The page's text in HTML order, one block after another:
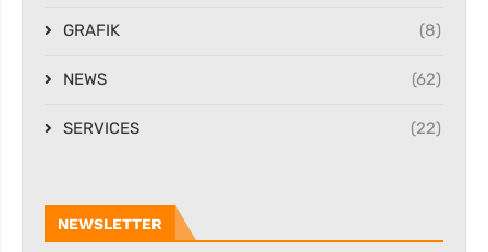
GRAFIK (8)
NEWS (62)
SERVICES (22)
NEWSLETTER